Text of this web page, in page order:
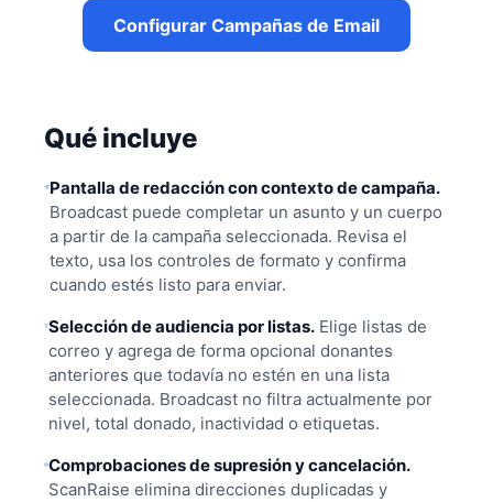
Configurar Campañas de Email
Qué incluye
Pantalla de redacción con contexto de campaña.
Broadcast puede completar un asunto y un cuerpo
a partir de la campaña seleccionada. Revisa el
texto, usa los controles de formato y confirma
cuando estés listo para enviar.
Selección de audiencia por listas. Elige listas de
correo y agrega de forma opcional donantes
anteriores que todavía no estén en una lista
seleccionada. Broadcast no filtra actualmente por
nivel, total donado, inactividad o etiquetas.
Comprobaciones de supresión y cancelación.
ScanRaise elimina direcciones duplicadas y